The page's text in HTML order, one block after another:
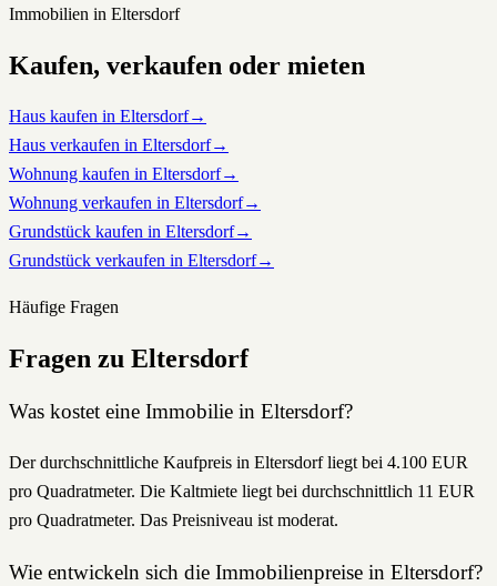
Immobilien in Eltersdorf
Kaufen, verkaufen oder mieten
Haus kaufen in Eltersdorf→
Haus verkaufen in Eltersdorf→
Wohnung kaufen in Eltersdorf→
Wohnung verkaufen in Eltersdorf→
Grundstück kaufen in Eltersdorf→
Grundstück verkaufen in Eltersdorf→
Häufige Fragen
Fragen zu Eltersdorf
Was kostet eine Immobilie in Eltersdorf?
Der durchschnittliche Kaufpreis in Eltersdorf liegt bei 4.100 EUR
pro Quadratmeter. Die Kaltmiete liegt bei durchschnittlich 11 EUR
pro Quadratmeter. Das Preisniveau ist moderat.
Wie entwickeln sich die Immobilienpreise in Eltersdorf?